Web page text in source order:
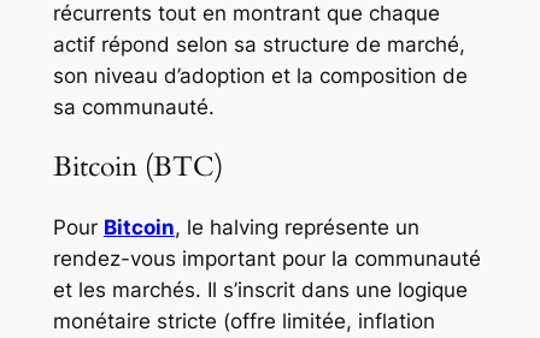
récurrents tout en montrant que chaque
actif répond selon sa structure de marché,
son niveau d’adoption et la composition de
sa communauté.
Bitcoin (BTC)
Pour Bitcoin, le halving représente un
rendez-vous important pour la communauté
et les marchés. Il s’inscrit dans une logique
monétaire stricte (offre limitée, inflation